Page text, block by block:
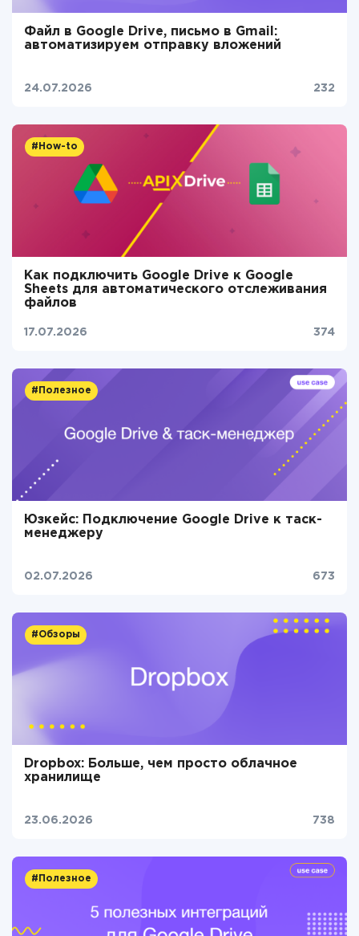
Файл в Google Drive, письмо в Gmail:
автоматизируем отправку вложений
24.07.2026 232
#How-to
Как подключить Google Drive к Google
Sheets для автоматического отслеживания
файлов
17.07.2026 374
#Полезное
Юзкейс: Подключение Google Drive к таск-
менеджеру
02.07.2026 673
#Обзоры
Dropbox: Больше, чем просто облачное
хранилище
23.06.2026 738
#Полезное